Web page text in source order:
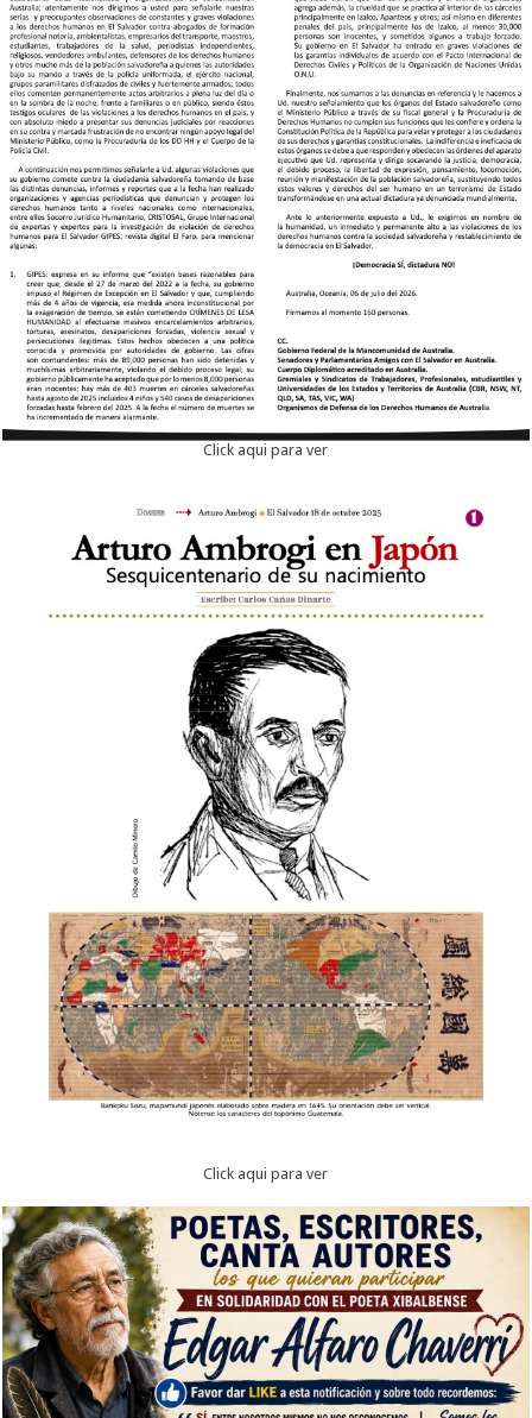
Click aqui para ver
Click aqui para ver